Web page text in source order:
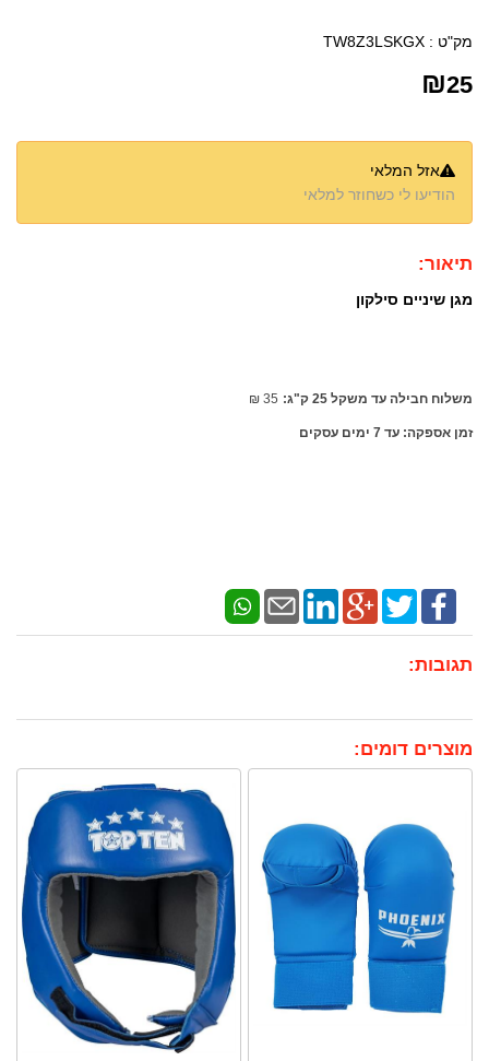
מק"ט : TW8Z3LSKGX
₪25
אזל המלאי
הודיעו לי כשחוזר למלאי
תיאור:
מגן שיניים סילקון
משלוח חבילה עד משקל 25 ק"ג: 35
₪
זמן אספקה: עד 7 ימים עסקים
תגובות:
מוצרים דומים: